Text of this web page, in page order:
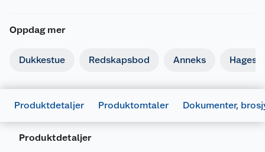
Oppdag mer
Dukkestue Redskapsbod Anneks
Produktdetaljer Produktomtaler Dokumenter,
Produktdetaljer